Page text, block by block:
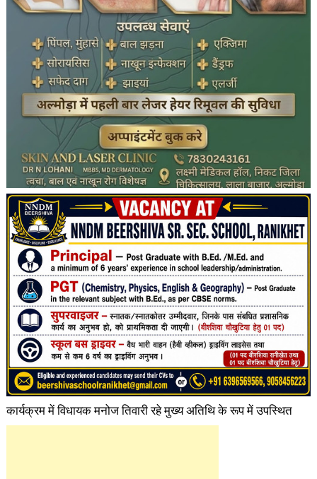
कार्यक्रम में विधायक मनोज तिवारी रहे मुख्य अतिथि के रूप में उपस्थित